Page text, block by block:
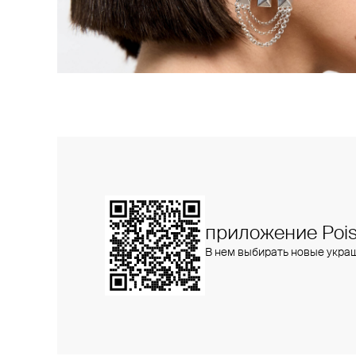
приложение
В нем выбирать новые